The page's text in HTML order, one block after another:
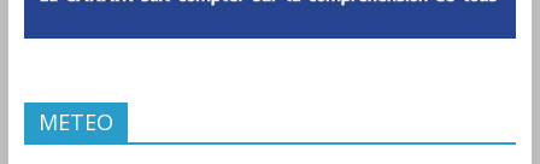
METEO